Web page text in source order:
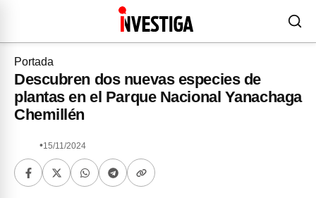
Portada
Descubren dos nuevas especies de
plantas en el Parque Nacional Yanachaga
Chemillén
•15/11/2024